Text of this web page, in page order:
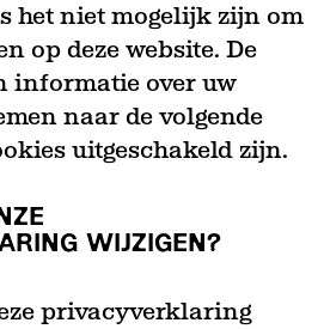
het niet mogelijk zijn om
op deze website. De
informatie over uw
naar de volgende
uitgeschakeld zijn.
WIJZIGEN?
privacyverklaring